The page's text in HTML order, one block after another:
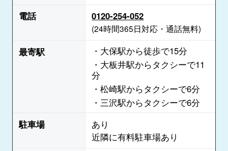
電話
0120-254-052
(24時間365日対応・通話無料)
最寄駅
・大保駅から徒歩で15分
・大板井駅からタクシーで11
分
・松崎駅からタクシーで6分
・三沢駅からタクシーで6分
駐車場
あり
近隣に有料駐車場あり